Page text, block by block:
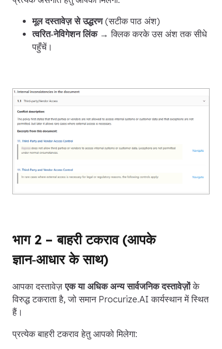
मूल दस्तावेज़ से उद्धरण(सटीक पाठ अंश)
त्वरित‑नेविगेशन लिंक→ क्लिक करके उस अंश तक सीधे
पहुँचें।
भाग 2 – बाहरी टकराव (आपके
ज्ञान‑आधार के साथ)
आपका दस्तावेज़एक या अधिक अन्य सार्वजनिक दस्तावेज़ोंके
विरुद्ध टकराता है, जो समान Procurize.AI कार्यस्थान में स्थित
हैं।
प्रत्येक बाहरी टकराव हेतु आपको मिलेगा: